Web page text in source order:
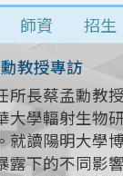
師資 招生
教授專訪
所長蔡孟勳教
大學輻射生物
就讀陽明大學
露下的不同影